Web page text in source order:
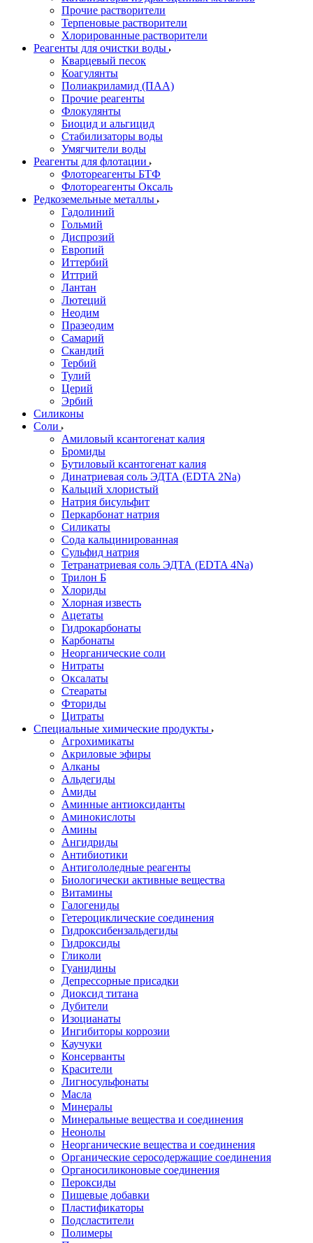
Прочие растворители
Терпеновые растворители
Хлорированные растворители
Реагенты для очистки воды
Кварцевый песок
Коагулянты
Полиакриламид (ПАА)
Прочие реагенты
Флокулянты
Биоцид и альгицид
Стабилизаторы воды
Умягчители воды
Реагенты для флотации
Флотореагенты БТФ
Флотореагенты Оксаль
Редкоземельные металлы
Гадолиний
Гольмий
Диспрозий
Европий
Иттербий
Иттрий
Лантан
Лютеций
Неодим
Празеодим
Самарий
Скандий
Тербий
Тулий
Церий
Эрбий
Силиконы
Соли
Амиловый ксантогенат калия
Бромиды
Бутиловый ксантогенат калия
Динатриевая соль ЭДТА (EDTA 2Na)
Кальций хлористый
Натрия бисульфит
Перкарбонат натрия
Силикаты
Сода кальцинированная
Сульфид натрия
Тетранатриевая соль ЭДТА (EDTA 4Na)
Трилон Б
Хлориды
Хлорная известь
Ацетаты
Гидрокарбонаты
Карбонаты
Неорганические соли
Нитраты
Оксалаты
Стеараты
Фториды
Цитраты
Специальные химические продукты
Агрохимикаты
Акриловые эфиры
Алканы
Альдегиды
Амиды
Аминные антиоксиданты
Аминокислоты
Амины
Ангидриды
Антибиотики
Антигололедные реагенты
Биологически активные вещества
Витамины
Галогениды
Гетероциклические соединения
Гидроксибензальдегиды
Гидроксиды
Гликоли
Гуанидины
Депрессорные присадки
Диоксид титана
Дубители
Изоцианаты
Ингибиторы коррозии
Каучуки
Консерванты
Красители
Лигносульфонаты
Масла
Минералы
Минеральные вещества и соединения
Неонолы
Неорганические вещества и соединения
Органические серосодержащие соединения
Органосиликоновые соединения
Пероксиды
Пищевые добавки
Пластификаторы
Подсластители
Полимеры